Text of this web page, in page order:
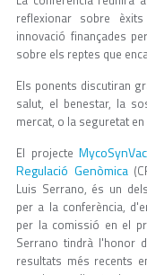
reflexionar sobre
innovació finançades
sobre els reptes que
Els ponents discutiran
salut, el benestar, la
mercat, o la seguretat
El projecteMycoSynVac
Regulació Genòmica
Luis Serrano, és un
per a la conferència,
per la comissió en el
Serrano tindrà l'honor
resultats més recents